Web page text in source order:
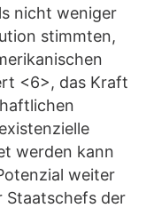
nicht weniger
stimmten,
<6>, das Kraft
werden kann
weiter
Staatschefs der